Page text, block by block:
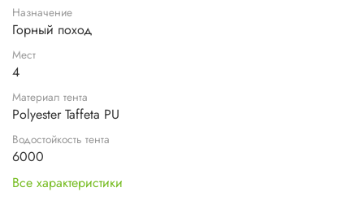
Назначение
Горный поход
Мест
4
Материал тента
Polyester Taffeta PU
Водостойкость тента
6000
Все характеристики